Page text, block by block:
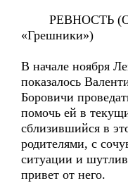
РЕВНОСТЬ
«Грешники»)
В начале ноября
показалось
Боровичи
помочь ей в
сблизившийся в
родителями, с
ситуации и
привет от него.